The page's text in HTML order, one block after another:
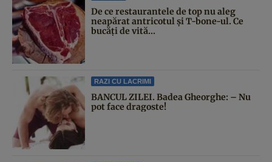
De ce restaurantele de top nu aleg
neapărat antricotul și T-bone-ul. Ce
bucăți de vită...
RAZI CU LACRIMI
BANCUL ZILEI. Badea Gheorghe: – Nu
pot face dragoste!